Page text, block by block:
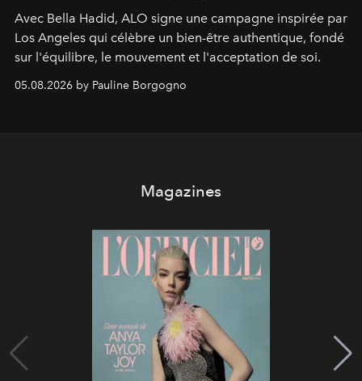
Avec Bella Hadid, ALO signe une campagne inspirée par
Los Angeles qui célèbre un bien-être authentique, fondé
sur l'équilibre, le mouvement et l'acceptation de soi.
05.08.2026 by Pauline Borgogno
Magazines